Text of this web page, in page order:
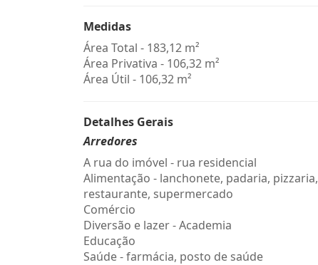
Medidas
Área Total - 183,12 m²
Área Privativa - 106,32 m²
Área Útil - 106,32 m²
Detalhes Gerais
Arredores
A rua do imóvel - rua residencial
Alimentação - lanchonete, padaria, pizzaria,
restaurante, supermercado
Comércio
Diversão e lazer - Academia
Educação
Saúde - farmácia, posto de saúde